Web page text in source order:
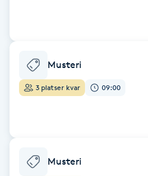
HIFU
Hollywood Peel
Hot Stone Massage
Hudföryngring
Huduppstramning
Musteri
3 platser kvar 09:00
Musteri